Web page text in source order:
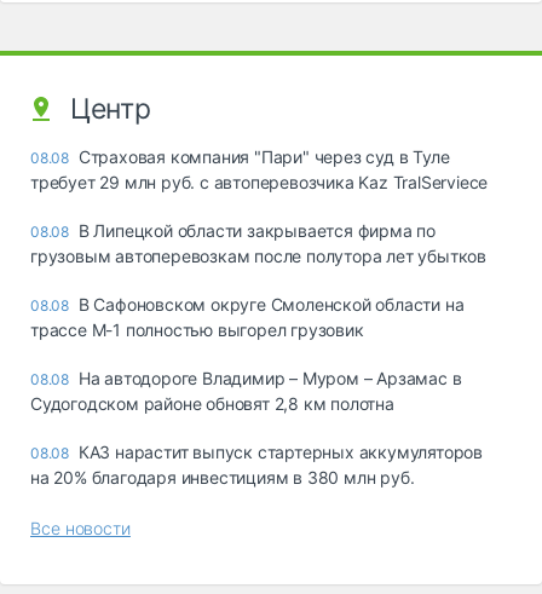
Центр
08.08 Страховая компания "Пари" через суд в Туле
требует 29 млн руб. с автоперевозчика Kaz TralServiece
08.08 В Липецкой области закрывается фирма по
грузовым автоперевозкам после полутора лет убытков
08.08 В Сафоновском округе Смоленской области на
трассе М-1 полностью выгорел грузовик
08.08 На автодороге Владимир – Муром – Арзамас в
Судогодском районе обновят 2,8 км полотна
08.08 КАЗ нарастит выпуск стартерных аккумуляторов
на 20% благодаря инвестициям в 380 млн руб.
Все новости